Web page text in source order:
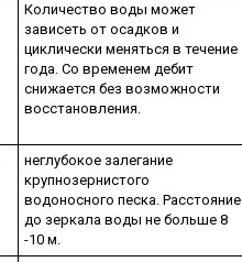
Количество воды может
зависеть от осадков и
циклически меняться в течение
года. Со временем дебит
снижается без возможности
восстановления.
неглубокое залегание
крупнозернистого
водоносного песка. Расстояние
до зеркала воды не больше 8
-10 м.